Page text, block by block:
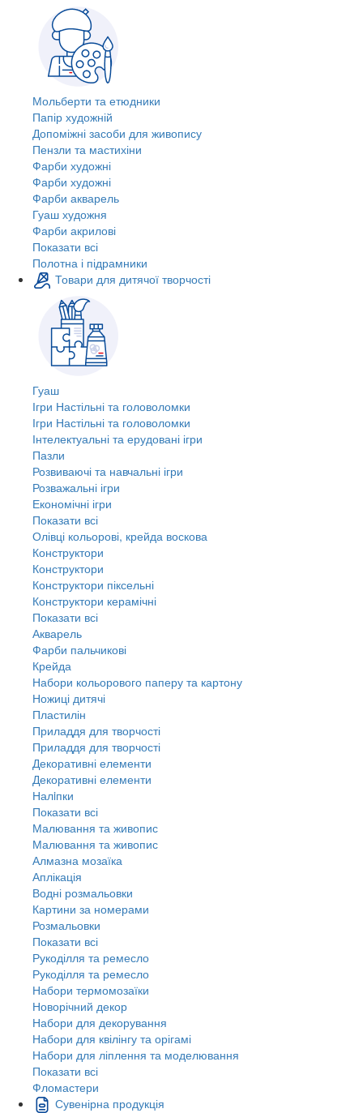
Мольберти та етюдники
Папір художній
Допоміжні засоби для живопису
Пензли та мастихіни
Фарби художні
Фарби художні
Фарби акварель
Гуаш художня
Фарби акрилові
Показати всі
Полотна і підрамники
Товари для дитячої творчості
Гуаш
Ігри Настільні та головоломки
Ігри Настільні та головоломки
Інтелектуальні та ерудовані ігри
Пазли
Розвиваючі та навчальні ігри
Розважальні ігри
Економічні ігри
Показати всі
Олівці кольорові, крейда воскова
Конструктори
Конструктори
Конструктори піксельні
Конструктори керамічні
Показати всі
Акварель
Фарби пальчикові
Крейда
Набори кольорового паперу та картону
Ножиці дитячі
Пластилін
Приладдя для творчості
Приладдя для творчості
Декоративні елементи
Декоративні елементи
Налiпки
Показати всі
Малювання та живопис
Малювання та живопис
Алмазна мозаїка
Аплікація
Водні розмальовки
Картини за номерами
Розмальовки
Показати всі
Рукоділля та ремесло
Рукоділля та ремесло
Набори термомозаїки
Новорічний декор
Набори для декорування
Набори для квілінгу та орігамі
Набори для ліплення та моделювання
Показати всі
Фломастери
Сувенірна продукція